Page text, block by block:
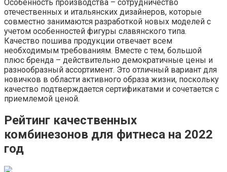
Особенность производства – сотрудничество
отечественных и итальянских дизайнеров, которые
совместно занимаются разработкой новых моделей с
учетом особенностей фигуры славянского типа.
Качество пошива продукции отвечает всем
необходимым требованиям. Вместе с тем, большой
плюс бренда – действительно демократичные цены и
разнообразный ассортимент. Это отличный вариант для
новичков в области активного образа жизни, поскольку
качество подтверждается сертификатами и сочетается с
приемлемой ценой.
Рейтинг качественных
комбинезонов для фитнеса на 2022
год